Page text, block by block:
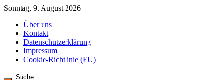
Sonntag, 9. August 2026
Über uns
Kontakt
Datenschutzerklärung
Impressum
Cookie-Richtlinie (EU)